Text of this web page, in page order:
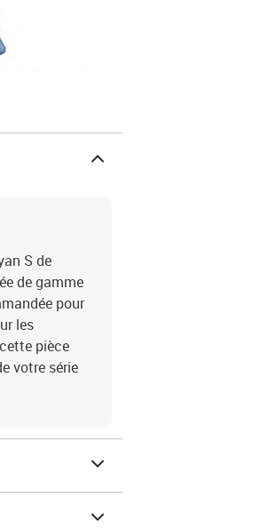
S de
de gamme
pour
les
pièce
votre série